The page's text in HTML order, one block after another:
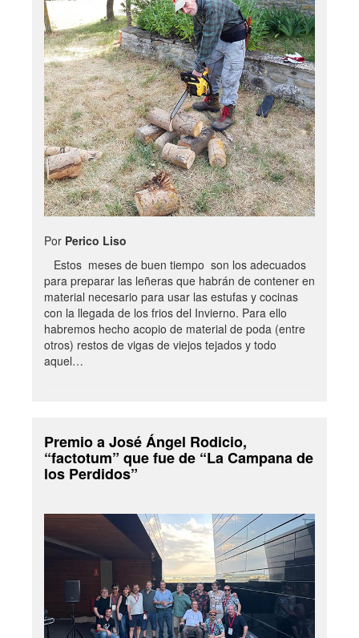
Por Perico Liso
Estos meses de buen tiempo son los adecuados
para preparar las leñeras que habrán de contener en
material necesario para usar las estufas y cocinas
con la llegada de los frios del Invierno. Para ello
habremos hecho acopio de material de poda (entre
otros) restos de vigas de viejos tejados y todo
aquel…
Premio a José Ángel Rodicio,
“factotum” que fue de “La Campana de
los Perdidos”